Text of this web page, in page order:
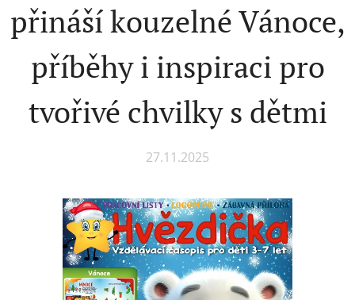
přináší kouzelné Vánoce,
příběhy i inspiraci pro
tvořivé chvilky s dětmi
27.11.2025